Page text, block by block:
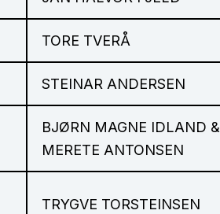
TORE TVERÅ
STEINAR ANDERSEN
BJØRN MAGNE IDLAND &
MERETE ANTONSEN
TRYGVE TORSTEINSEN